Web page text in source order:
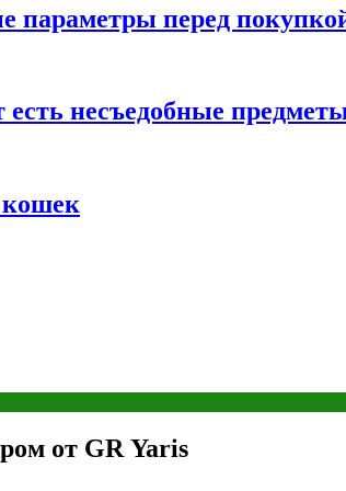
параметры перед
несъедобные
кошек
от GR Yaris